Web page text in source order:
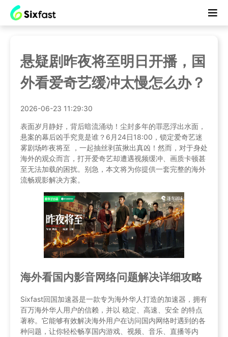
悬疑剧昨夜将至明日开播，国
外看爱奇艺缓冲太慢怎么办？
2026-06-23 11:29:30
表面岁月静好，背后暗流涌动！尘封多年的罪恶浮出水面，
悬案的幕后凶手究竟是谁？6月24日18:00，锁定爱奇艺迷
雾剧场昨夜将至 ，一起抽丝剥茧揪出真凶！然而，对于身处
海外的观众而言，打开爱奇艺却遭遇视频缓冲、画质卡顿甚
至无法加载的困扰。别急，本文将为你提供一套完整的海外
流畅观影解决方案。
海外看国内影音网络问题解决详细攻略
Sixfast回国加速器是一款专为海外华人打造的加速器，拥有
百万海外华人用户的信赖，并以 稳定、高速、安全 的特点
著称。它能够有效解决海外用户在访问国内网络时遇到的各
种问题，让你轻松畅享国内游戏、视频、音乐、直播等内